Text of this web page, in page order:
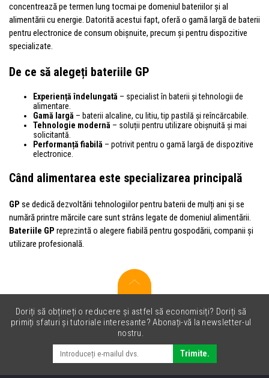
concentrează pe termen lung tocmai pe domeniul bateriilor și al
alimentării cu energie. Datorită acestui fapt, oferă o gamă largă de baterii
pentru electronice de consum obișnuite, precum și pentru dispozitive
specializate.
De ce să alegeți bateriile GP
Experiență îndelungată – specialist în baterii și tehnologii de
alimentare.
Gamă largă – baterii alcaline, cu litiu, tip pastilă și reîncărcabile.
Tehnologie modernă – soluții pentru utilizare obișnuită și mai
solicitantă.
Performanță fiabilă – potrivit pentru o gamă largă de dispozitive
electronice.
Când alimentarea este specializarea principală
GP se dedică dezvoltării tehnologiilor pentru baterii de mulți ani și se
numără printre mărcile care sunt strâns legate de domeniul alimentării.
Bateriile GP reprezintă o alegere fiabilă pentru gospodării, companii și
utilizare profesională.
Doriți să obțineți o reducere și astfel să economisiți? Doriți să
primiți sfaturi și tutoriale interesante? Abonați-vă la newsletter-ul
nostru.
Trimite.